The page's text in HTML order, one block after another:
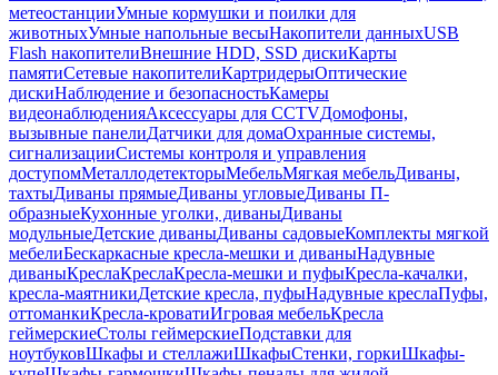
метеостанцииУмные кормушки и поилки для
животныхУмные напольные весыНакопители данныхUSB
Flash накопителиВнешние HDD, SSD дискиКарты
памятиСетевые накопителиКартридерыОптические
дискиНаблюдение и безопасностьКамеры
видеонаблюденияАксессуары для CCTVДомофоны,
вызывные панелиДатчики для домаОхранные системы,
сигнализацииСистемы контроля и управления
доступомМеталлодетекторыМебельМягкая мебельДиваны,
тахтыДиваны прямыеДиваны угловыеДиваны П-
образныеКухонные уголки, диваныДиваны
модульныеДетские диваныДиваны садовыеКомплекты мягкой
мебелиБескаркасные кресла-мешки и диваныНадувные
диваныКреслаКреслаКресла-мешки и пуфыКресла-качалки,
кресла-маятникиДетские кресла, пуфыНадувные креслаПуфы,
оттоманкиКресла-кроватиИгровая мебельКресла
геймерскиеСтолы геймерскиеПодставки для
ноутбуковШкафы и стеллажиШкафыСтенки, горкиШкафы-